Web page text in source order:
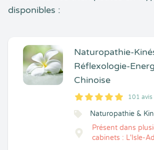
disponibles :
Naturopathie-
Réflexologie-
Chinoise
5
1
5
101 101 avis
Naturopathie &
Présent dans
cabinets : L'Isle-